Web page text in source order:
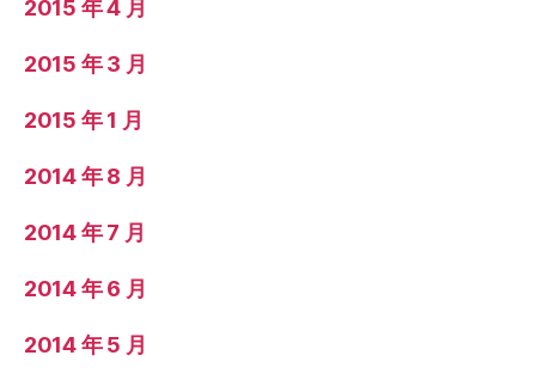
2015 年 4 月
2015 年 3 月
2015 年 1 月
2014 年 8 月
2014 年 7 月
2014 年 6 月
2014 年 5 月